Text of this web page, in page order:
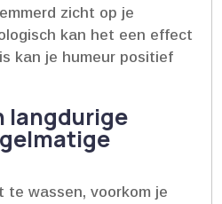
zicht op je
kan het een effect
kan je humeur positief
langdurige
te wassen, voorkom je